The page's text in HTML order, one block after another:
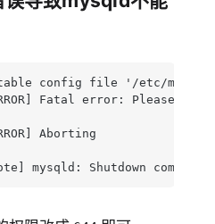
config file '/etc/
Fatal error: Please
Aborting
mysqld: Shutdown complete